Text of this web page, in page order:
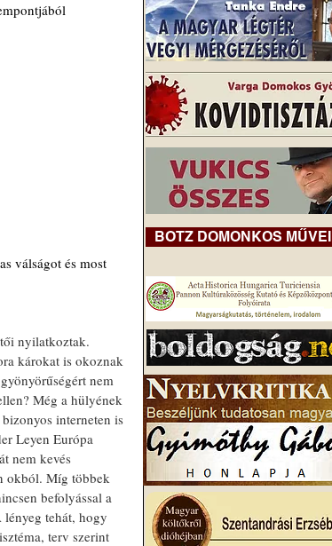
válságot és most
nyilatkoztak.
károkat is okoznak
nem
Még a hülyének
interneten is
Leyen Európa
nem kevés
okból. Míg többek
befolyással a
tehát, hogy
terv szerint
BOTZ DOMONKOS MŰVEI